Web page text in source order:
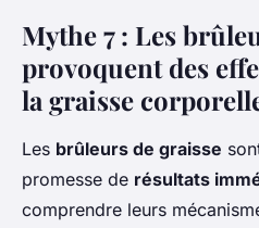
Mythe 7 : Les
provoquent des
la graisse
Les brûleurs de graisse
promesse de résultats
comprendre leurs